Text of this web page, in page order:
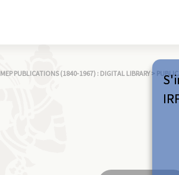
MEP PUBLICATIONS (1840-1967) : DIGITAL LIBRARY >